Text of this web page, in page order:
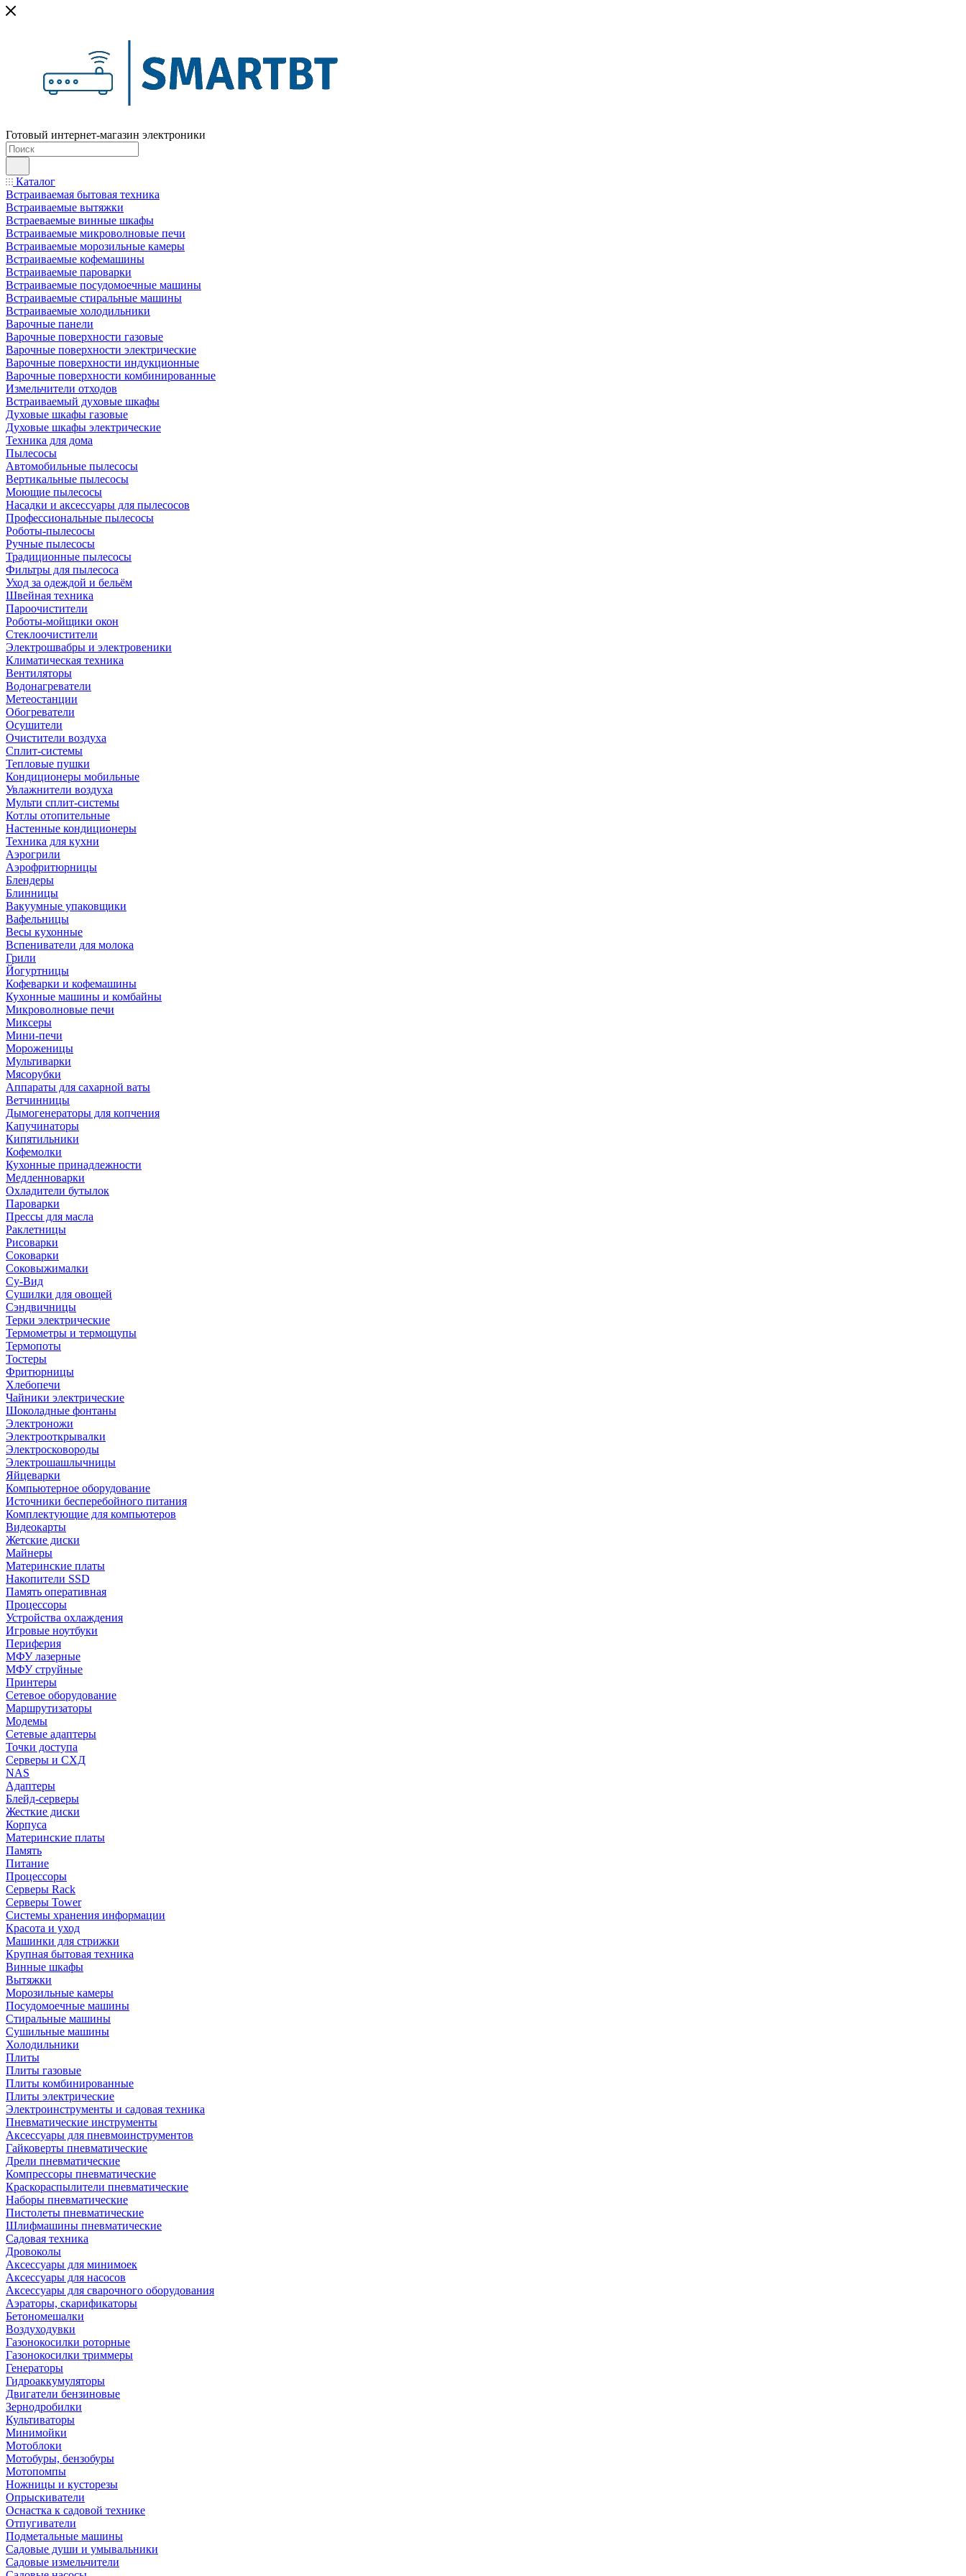
Готовый интернет-магазин электроники
Каталог
Встраиваемая бытовая техника
Встраиваемые вытяжки
Встраеваемые винные шкафы
Встраиваемые микроволновые печи
Встраиваемые морозильные камеры
Встраиваемые кофемашины
Встраиваемые пароварки
Встраиваемые посудомоечные машины
Встраиваемые стиральные машины
Встраиваемые холодильники
Варочные панели
Варочные поверхности газовые
Варочные поверхности электрические
Варочные поверхности индукционные
Варочные поверхности комбинированные
Измельчители отходов
Встраиваемый духовые шкафы
Духовые шкафы газовые
Духовые шкафы электрические
Техника для дома
Пылесосы
Автомобильные пылесосы
Вертикальные пылесосы
Моющие пылесосы
Насадки и аксессуары для пылесосов
Профессиональные пылесосы
Роботы-пылесосы
Ручные пылесосы
Традиционные пылесосы
Фильтры для пылесоса
Уход за одеждой и бельём
Швейная техника
Пароочистители
Роботы-мойщики окон
Стеклоочистители
Электрошвабры и электровеники
Климатическая техника
Вентиляторы
Водонагреватели
Метеостанции
Обогреватели
Осушители
Очистители воздуха
Сплит-системы
Тепловые пушки
Кондиционеры мобильные
Увлажнители воздуха
Мульти сплит-системы
Котлы отопительные
Настенные кондиционеры
Техника для кухни
Аэрогрили
Аэрофритюрницы
Блендеры
Блинницы
Вакуумные упаковщики
Вафельницы
Весы кухонные
Вспениватели для молока
Грили
Йогуртницы
Кофеварки и кофемашины
Кухонные машины и комбайны
Микроволновые печи
Миксеры
Мини-печи
Мороженицы
Мультиварки
Мясорубки
Аппараты для сахарной ваты
Ветчинницы
Дымогенераторы для копчения
Капучинаторы
Кипятильники
Кофемолки
Кухонные принадлежности
Медленноварки
Охладители бутылок
Пароварки
Прессы для масла
Раклетницы
Рисоварки
Соковарки
Соковыжималки
Су-Вид
Сушилки для овощей
Сэндвичницы
Терки электрические
Термометры и термощупы
Термопоты
Тостеры
Фритюрницы
Хлебопечи
Чайники электрические
Шоколадные фонтаны
Электроножи
Электрооткрывалки
Электросковороды
Электрошашлычницы
Яйцеварки
Компьютерное оборудование
Источники бесперебойного питания
Комплектующие для компьютеров
Видеокарты
Жетские диски
Майнеры
Материнские платы
Накопители SSD
Память оперативная
Процессоры
Устройства охлаждения
Игровые ноутбуки
Периферия
МФУ лазерные
МФУ струйные
Принтеры
Сетевое оборудование
Маршрутизаторы
Модемы
Сетевые адаптеры
Точки доступа
Серверы и СХД
NAS
Адаптеры
Блейд-серверы
Жесткие диски
Корпуса
Материнские платы
Память
Питание
Процессоры
Серверы Rack
Серверы Tower
Системы хранения информации
Красота и уход
Машинки для стрижки
Крупная бытовая техника
Винные шкафы
Вытяжки
Морозильные камеры
Посудомоечные машины
Стиральные машины
Сушильные машины
Холодильники
Плиты
Плиты газовые
Плиты комбинированные
Плиты электрические
Электроинструменты и садовая техника
Пневматические инструменты
Аксессуары для пневмоинструментов
Гайковерты пневматические
Дрели пневматические
Компрессоры пневматические
Краскораспылители пневматические
Наборы пневматические
Пистолеты пневматические
Шлифмашины пневматические
Садовая техника
Дровоколы
Аксессуары для минимоек
Аксессуары для насосов
Аксессуары для сварочного оборудования
Аэраторы, скарификаторы
Бетономешалки
Воздуходувки
Газонокосилки роторные
Газонокосилки триммеры
Генераторы
Гидроаккумуляторы
Двигатели бензиновые
Зернодробилки
Культиваторы
Минимойки
Мотоблоки
Мотобуры, бензобуры
Мотопомпы
Ножницы и кусторезы
Опрыскиватели
Оснастка к садовой технике
Отпугиватели
Подметальные машины
Садовые души и умывальники
Садовые измельчители